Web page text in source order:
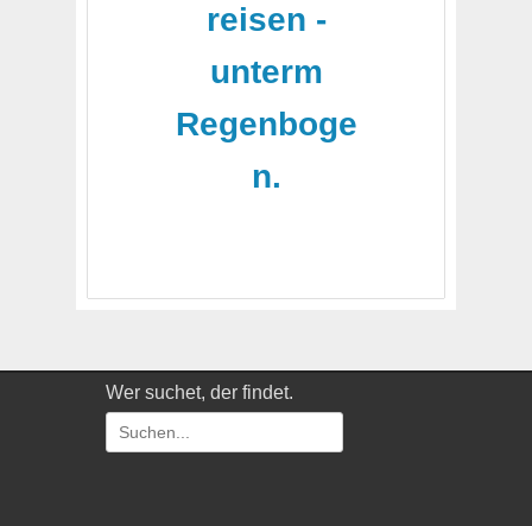
reisen -
unterm
Regenboge
n.
Wer suchet, der findet.
Suchen
nach: